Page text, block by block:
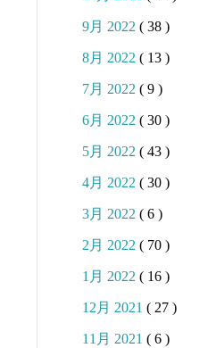
9月 2022 ( 38 )
8月 2022 ( 13 )
7月 2022 ( 9 )
6月 2022 ( 30 )
5月 2022 ( 43 )
4月 2022 ( 30 )
3月 2022 ( 6 )
2月 2022 ( 70 )
1月 2022 ( 16 )
12月 2021 ( 27 )
11月 2021 ( 6 )